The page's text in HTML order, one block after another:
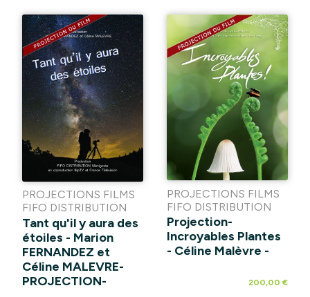
PROJECTIONS FILMS
FIFO DISTRIBUTION
Tant qu'il y aura des
étoiles - Marion
FERNANDEZ et
Céline MALEVRE-
PROJECTION-
PROJECTIONS FILMS
FIFO DISTRIBUTION
Projection-
Incroyables Plantes
- Céline Malèvre -
200,00 €